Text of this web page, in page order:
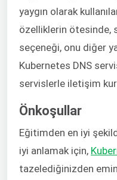
yaygın olarak
özelliklerin ötesinde,
seçeneği, onu diğer
Kubernetes DNS
servislerle iletişim
Önkoşullar
Eğitimden en iyi
iyi anlamak için,
tazelediğinizden emin